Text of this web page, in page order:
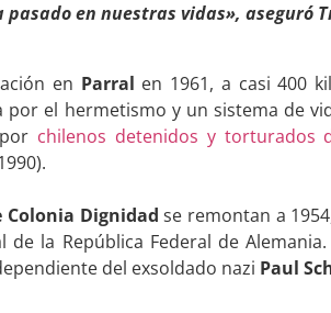
pasado en nuestras vidas», aseguró
en Parral en 1961, a casi 400
por el hermetismo y un sistema de
chilenos detenidos y torturados
Colonia Dignidad se remontan a
de la República Federal de
del exsoldado nazi Paul